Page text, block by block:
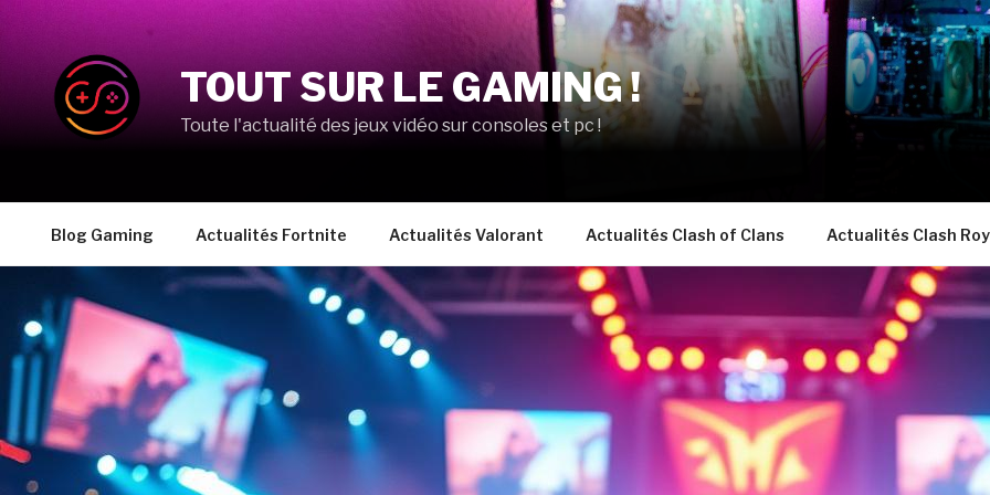
contenu
principal
TOUT SUR LE GAMING !
Toute l'actualité des jeux vidéo sur consoles et pc !
Blog Gaming Actualités Fortnite Actualités Valorant Actualités Clash of Clans Actualités Clash